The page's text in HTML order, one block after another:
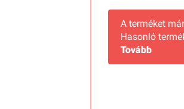
A terméket
Hasonló
Tovább